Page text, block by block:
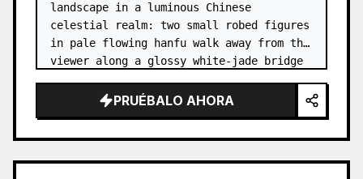
landscape in a luminous Chinese
celestial realm: two small robed figures
in pale flowing hanfu walk away from the
viewer along a glossy white-jade bridge
rising from a mirror-still l…
PRUÉBALO AHORA